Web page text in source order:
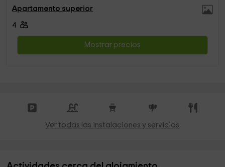
Apartamento superior
4
Mostrar precios
Ver todas las instalaciones y servicios